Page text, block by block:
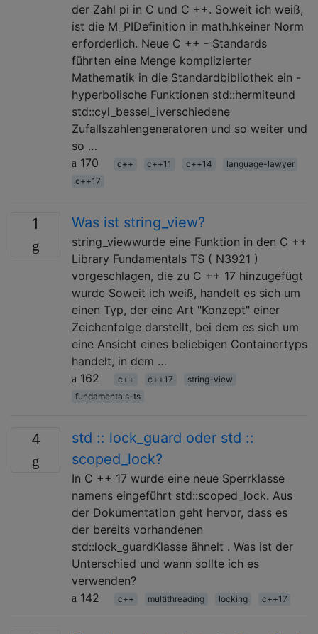
der Zahl pi in C und C ++. Soweit ich weiß,
ist die M_PIDefinition in math.hkeiner Norm
erforderlich. Neue C ++ - Standards
führten eine Menge komplizierter
Mathematik in die Standardbibliothek ein -
hyperbolische Funktionen std::hermiteund
std::cyl_bessel_iverschiedene
Zufallszahlengeneratoren und so weiter und
so …
170
c++ c++11 c++14
language-lawyer
c++17
1 Was ist string_view?
string_viewwurde eine Funktion in den C ++
Library Fundamentals TS ( N3921 )
vorgeschlagen, die zu C ++ 17 hinzugefügt
wurde Soweit ich weiß, handelt es sich um
einen Typ, der eine Art "Konzept" einer
Zeichenfolge darstellt, bei dem es sich um
eine Ansicht eines beliebigen Containertyps
handelt, in dem …
162
c++ c++17
string-view
fundamentals-ts
4
std :: lock_guard oder std ::
scoped_lock?
In C ++ 17 wurde eine neue Sperrklasse
namens eingeführt std::scoped_lock. Aus
der Dokumentation geht hervor, dass es
der bereits vorhandenen
std::lock_guardKlasse ähnelt . Was ist der
Unterschied und wann sollte ich es
verwenden?
142
c++ multithreading locking c++17